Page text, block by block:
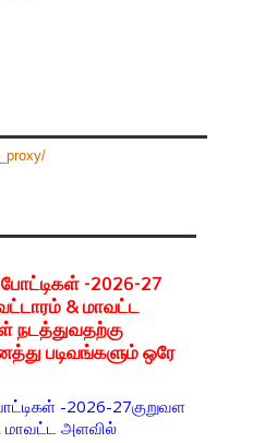
-2026-27
& மாவட்ட
நடத்துவதற்கு
படிவங்களும் ஒரே
-2026-27குறுவள
மாவட்ட அளவில்